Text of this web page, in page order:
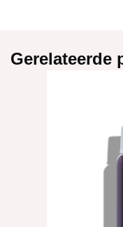
Gerelateerde